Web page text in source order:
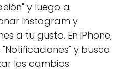
y luego a
Instagram y
a tu gusto. En iPhone,
y busca
los cambios